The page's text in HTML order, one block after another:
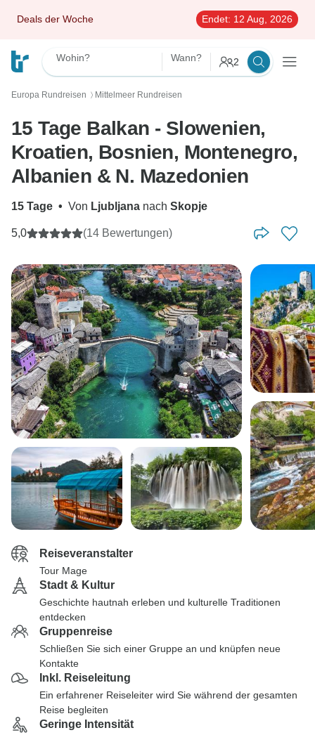
Deals der Woche Endet: 12 Aug, 2026
Wohin? Wann? 2
Europa Rundreisen 〉 Mittelmeer Rundreisen
15 Tage Balkan - Slowenien,
Kroatien, Bosnien, Montenegro,
Albanien & N. Mazedonien
15 Tage • Von Ljubljana nach Skopje
5,0 (14 Bewertungen)
Reiseveranstalter
Tour Mage
Stadt & Kultur
Geschichte hautnah erleben und kulturelle Traditionen
entdecken
Gruppenreise
Schließen Sie sich einer Gruppe an und knüpfen neue
Kontakte
Inkl. Reiseleitung
Ein erfahrener Reiseleiter wird Sie während der gesamten
Reise begleiten
Geringe Intensität